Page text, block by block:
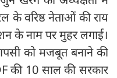
वरिष्ठ नेताओं की राय
के नाम पर मुहर लगाई।
को मजबूत बनाने की
की 10 साल की सरकार